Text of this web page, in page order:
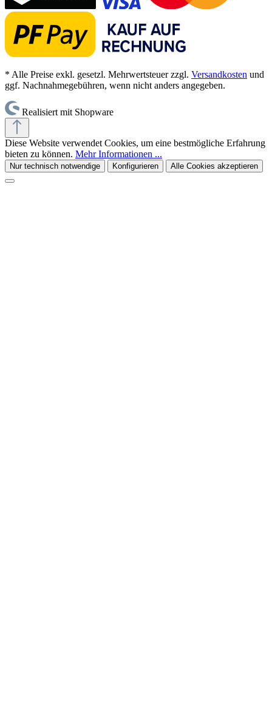
* Alle Preise exkl. gesetzl. Mehrwertsteuer zzgl. Versandkosten und
ggf. Nachnahmegebühren, wenn nicht anders angegeben.
Realisiert mit Shopware
Diese Website verwendet Cookies, um eine bestmögliche Erfahrung
bieten zu können. Mehr Informationen ...
Nur technisch notwendige Konfigurieren Alle Cookies akzeptieren